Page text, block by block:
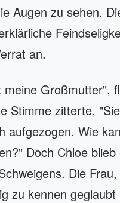
Augen zu sehen.
an.
meine Großmutter",
Stimme zitterte.
aufgezogen. Wie
Doch Chloe blieb
Die
zu kennen geglaubt